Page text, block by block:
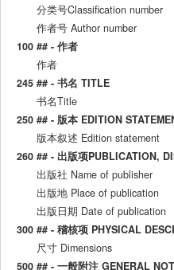
分类号Classification number
作者号 Author number
100 ## - 作者
作者
245 ## - 书名 TITLE
书名Title
250 ## - 版本 EDITION
版本叙述 Edition statement
260 ## - 出版项PUBLICATION,
出版社 Name of publisher
出版地 Place of publication
出版日期 Date of publication
300 ## - 稽核项 PHYSICAL
尺寸 Dimensions
500 ## - 一般附注 GENERAL